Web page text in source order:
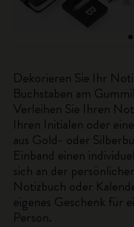
Dekorieren Sie Ihr
Buchstaben am
Verleihen Sie Ihren
Ihren Initialen oder
aus Gold- oder
Einband einen
sich an der
Notizbuch oder
eigenes Geschenk für
Person.